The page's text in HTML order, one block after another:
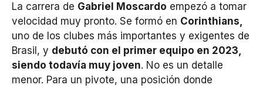
La carrera de Gabriel Moscardo empezó a tomar
velocidad muy pronto. Se formó en Corinthians,
uno de los clubes más importantes y exigentes de
Brasil, y debutó con el primer equipo en 2023,
siendo todavía muy joven. No es un detalle
menor. Para un pivote, una posición donde